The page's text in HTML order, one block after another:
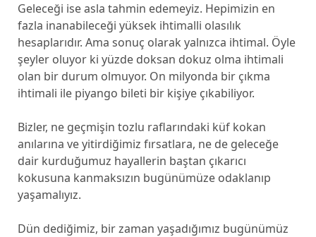
Geleceği ise asla tahmin edemeyiz. Hepimizin en
fazla inanabileceği yüksek ihtimalli olasılık
hesaplarıdır. Ama sonuç olarak yalnızca ihtimal. Öyle
şeyler oluyor ki yüzde doksan dokuz olma ihtimali
olan bir durum olmuyor. On milyonda bir çıkma
ihtimali ile piyango bileti bir kişiye çıkabiliyor.
Bizler, ne geçmişin tozlu raflarındaki küf kokan
anılarına ve yitirdiğimiz fırsatlara, ne de geleceğe
dair kurduğumuz hayallerin baştan çıkarıcı
kokusuna kanmaksızın bugünümüze odaklanıp
yaşamalıyız.
Dün dediğimiz, bir zaman yaşadığımız bugünümüz